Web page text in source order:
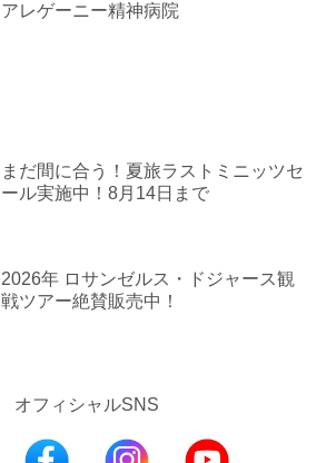
アレゲーニー精神病院
まだ間に合う！夏旅ラストミニッツセ
ール実施中！8月14日まで
2026年 ロサンゼルス・ドジャース観
戦ツアー絶賛販売中！
オフィシャルSNS